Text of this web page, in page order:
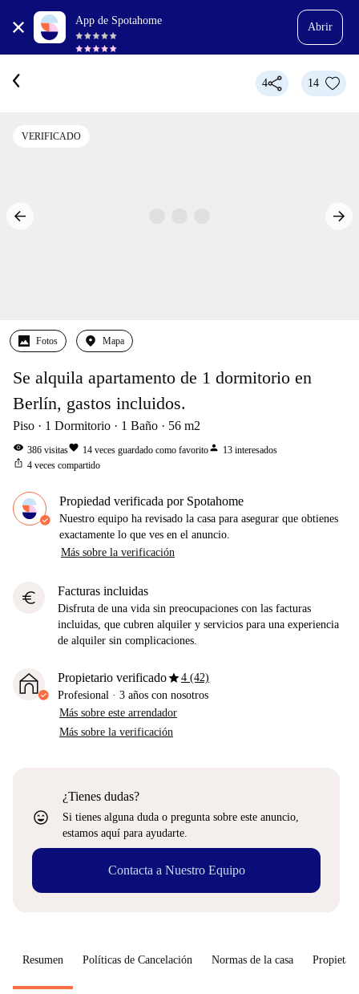
App de Spotahome
Abrir
4 14
VERIFICADO
Fotos Mapa
Se alquila apartamento de 1 dormitorio en
Berlín, gastos incluidos.
Piso 1 Dormitorio 1 Baño 56 m2
visibility 386 visitasfavorite 14 veces guardado como favoritoperson 13 interesados
ios_share 4 veces compartido
Propiedad verificada por Spotahome
Nuestro equipo ha revisado la casa para asegurar que obtienes
exactamente lo que ves en el anuncio.
Más sobre la verificación
euro Facturas incluidas
Disfruta de una vida sin preocupaciones con las facturas
incluidas, que cubren alquiler y servicios para una experiencia
de alquiler sin complicaciones.
Propietario verificadostar4 (42)
Profesional · 3 años con nosotros
Más sobre este arrendador
Más sobre la verificación
sentiment_very_satisfied
¿Tienes dudas?
Si tienes alguna duda o pregunta sobre este anuncio,
estamos aquí para ayudarte.
Contacta a Nuestro Equipo
Resumen Políticas de Cancelación Normas de la casa